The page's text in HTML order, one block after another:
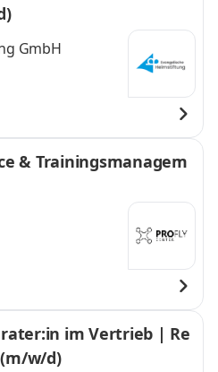
GmbH
& Trainingsmanagem
im Vertrieb | Re
w/d)